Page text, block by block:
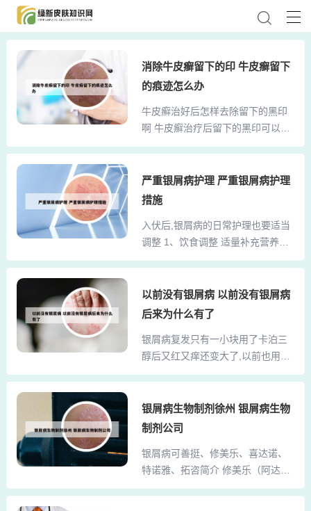
消除牛皮癣留下的印 牛皮癣留下
的痕迹怎么办
牛皮癣治好后怎样去除留下的黑印
啊 牛皮癣治疗后留下的黑印可以通
过以下方式消除：自然消退：牛皮
淀现象，这是一种自然现象。随着
时间的推移，通过身体的新陈代
然消失。使用维生素E：维生素E具
有滋润皮肤和保持皮肤弹性的功
效，同时也有助于改善疤痕状况。
可能使皮肤上出现色素斑，如暴
晒、盲目使用药物、辐射等都会增
性，使肤色加深或起色斑。饮食、
睡眠因素也可导致牛皮癣色素斑的
出现...
严重银屑病护理 严重银屑病护理
措施
入伏后,银屑病的日常护理也要适当
调整 1、饮食调整 适量补充营养：
三伏天人体消耗大，出汗多，需适
补充蛋白质及矿物质，如豆类、蛋
奶等食品。避免辛辣与冷饮：辛辣
吃，以免刺激皮肤，影响银屑病防
治。2、饮食方面 多喝水：在燥热
的环境下，人的新陈代谢加快，大
银屑病患者需要多喝水，以补充体
内流失的水分，维持身体的正常代
者的饮食应以清淡为主，多吃一些
新鲜的蔬菜、水果和豆类...
以前没有银屑病 以前没有银屑病
后来为什么有了
银屑病复发只有一小块用了卡泊三
醇后又红又痒还变大了,以前也用过
但是... 药物刺激反应：部分患者可
况，使用后局部可能出现红斑、瘙
痒、肿胀、脱屑等刺激反应。这表
及时停用并改用其他治疗方法。使
用方法不当：卡泊三醇软膏的使用
需要遵循一定的方法和注意事项，
银屑病生物制剂徐州 银屑病生物
制剂公司
银屑病可善挺、修美乐、喜达诺、
特诺雅、拓咨简介 修美乐（阿达木
单抗）简介：修美乐是全球第一个